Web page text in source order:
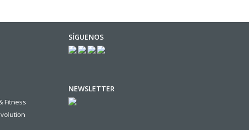
SÍGUENOS
Fitness
NEWSLETTER